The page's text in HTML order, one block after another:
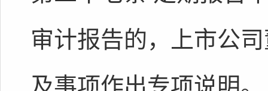
审计报告的，上市公